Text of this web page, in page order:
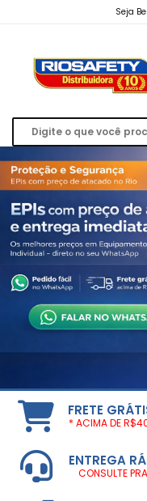
Seja
FRETE
* ACIMA DE
ENTREGA
CONSULTE